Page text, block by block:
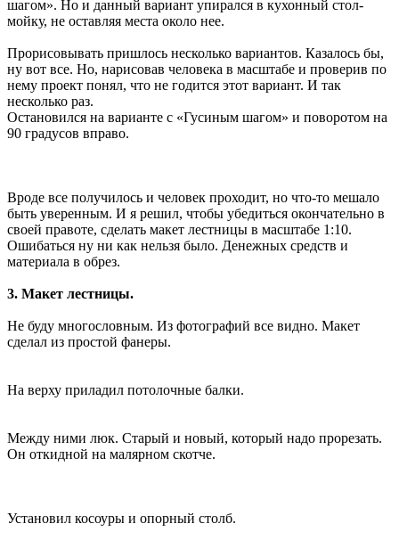
шагом». Но и данный вариант упирался в кухонный стол-
мойку, не оставляя места около нее.
Прорисовывать пришлось несколько вариантов. Казалось бы,
ну вот все. Но, нарисовав человека в масштабе и проверив по
нему проект понял, что не годится этот вариант. И так
несколько раз.
Остановился на варианте с «Гусиным шагом» и поворотом на
90 градусов вправо.
Вроде все получилось и человек проходит, но что-то мешало
быть уверенным. И я решил, чтобы убедиться окончательно в
своей правоте, сделать макет лестницы в масштабе 1:10.
Ошибаться ну ни как нельзя было. Денежных средств и
материала в обрез.
3. Макет лестницы.
Не буду многословным. Из фотографий все видно. Макет
сделал из простой фанеры.
На верху приладил потолочные балки.
Между ними люк. Старый и новый, который надо прорезать.
Он откидной на малярном скотче.
Установил косоуры и опорный столб.